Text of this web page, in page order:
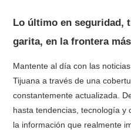
Lo último en seguridad,
garita, en la frontera
Mantente al día con las
Tijuana a través de una
constantemente actualizada.
hasta tendencias, tecnología y
la información que realmente